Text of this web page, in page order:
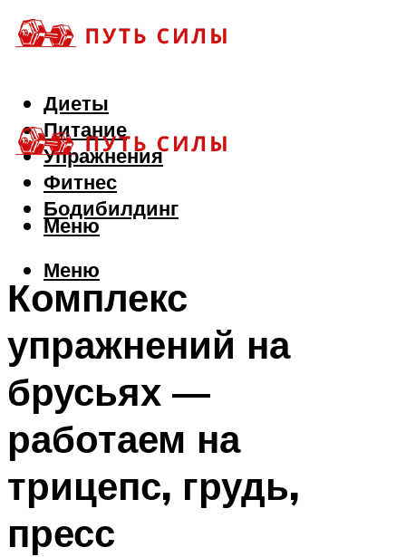
Диеты
Питание
Упражнения
Фитнес
Бодибилдинг
Меню
Меню
Комплекс
упражнений на
брусьях —
работаем на
трицепс, грудь,
пресс